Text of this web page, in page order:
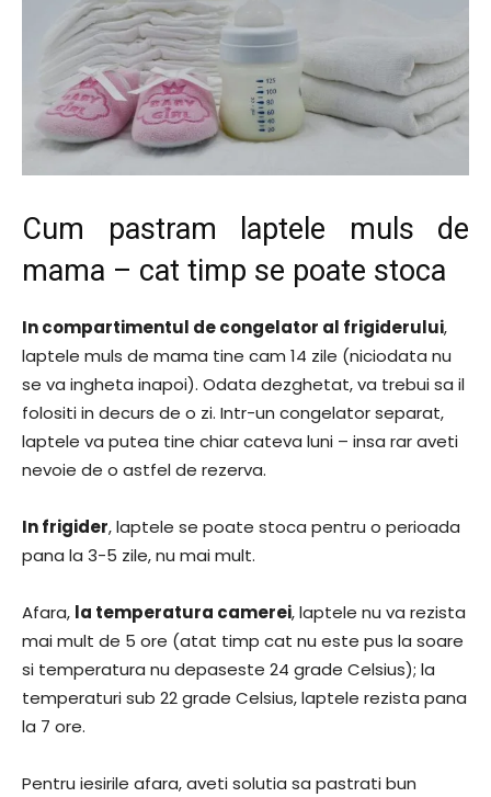
Cum pastram laptele muls de
mama – cat timp se poate stoca
In compartimentul de congelator al frigiderului,
laptele muls de mama tine cam 14 zile (niciodata nu
se va ingheta inapoi). Odata dezghetat, va trebui sa il
folositi in decurs de o zi. Intr-un congelator separat,
laptele va putea tine chiar cateva luni – insa rar aveti
nevoie de o astfel de rezerva.
In frigider, laptele se poate stoca pentru o perioada
pana la 3-5 zile, nu mai mult.
Afara, la temperatura camerei, laptele nu va rezista
mai mult de 5 ore (atat timp cat nu este pus la soare
si temperatura nu depaseste 24 grade Celsius); la
temperaturi sub 22 grade Celsius, laptele rezista pana
la 7 ore.
Pentru iesirile afara, aveti solutia sa pastrati bun